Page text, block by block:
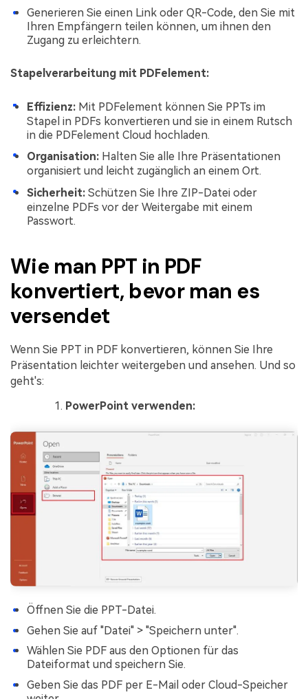
Generieren Sie einen Link oder QR-Code, den Sie mit
Ihren Empfängern teilen können, um ihnen den
Zugang zu erleichtern.
Stapelverarbeitung mit PDFelement:
Effizienz: Mit PDFelement können Sie PPTs im
Stapel in PDFs konvertieren und sie in einem Rutsch
in die PDFelement Cloud hochladen.
Organisation: Halten Sie alle Ihre Präsentationen
organisiert und leicht zugänglich an einem Ort.
Sicherheit: Schützen Sie Ihre ZIP-Datei oder
einzelne PDFs vor der Weitergabe mit einem
Passwort.
Wie man PPT in PDF
konvertiert, bevor man es
versendet
Wenn Sie PPT in PDF konvertieren, können Sie Ihre
Präsentation leichter weitergeben und ansehen. Und so
geht's:
PowerPoint verwenden:
Öffnen Sie die PPT-Datei.
Gehen Sie auf "Datei" > "Speichern unter".
Wählen Sie PDF aus den Optionen für das
Dateiformat und speichern Sie.
Geben Sie das PDF per E-Mail oder Cloud-Speicher